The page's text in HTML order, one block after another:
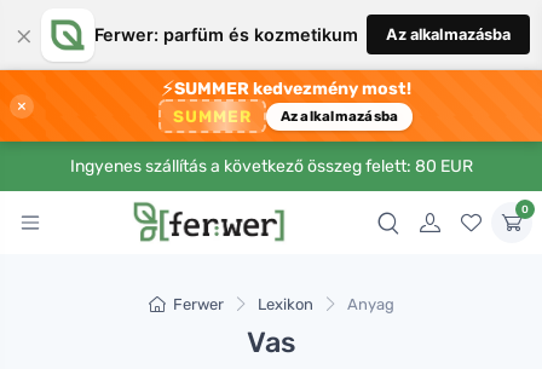
× Ferwer: parfüm és kozmetikum Az alkalmazásba
×
⚡SUMMER kedvezmény most!
SUMMER Az alkalmazásba
Ingyenes szállítás a következő összeg felett: 80 EUR
0
Ferwer Lexikon Anyag
Vas